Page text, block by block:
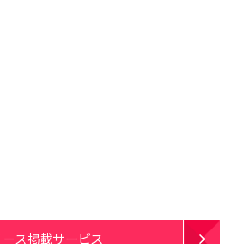
ス掲載サービス